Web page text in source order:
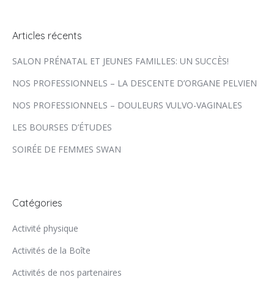
Articles récents
SALON PRÉNATAL ET JEUNES FAMILLES: UN SUCCÈS!
NOS PROFESSIONNELS – LA DESCENTE D’ORGANE PELVIEN
NOS PROFESSIONNELS – DOULEURS VULVO-VAGINALES
LES BOURSES D’ÉTUDES
SOIRÉE DE FEMMES SWAN
Catégories
Activité physique
Activités de la Boîte
Activités de nos partenaires